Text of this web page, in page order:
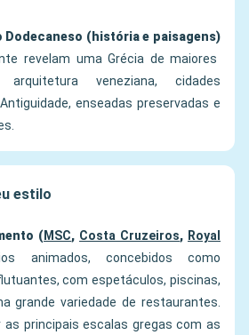
Dodecaneso (história e paisagens)
revelam uma Grécia de maiores
veneziana, cidades
enseadas preservadas e
estilo
(MSC, Costa Cruzeiros, Royal
animados, concebidos como
com espetáculos, piscinas,
grande variedade de restaurantes.
as principais escalas gregas com as